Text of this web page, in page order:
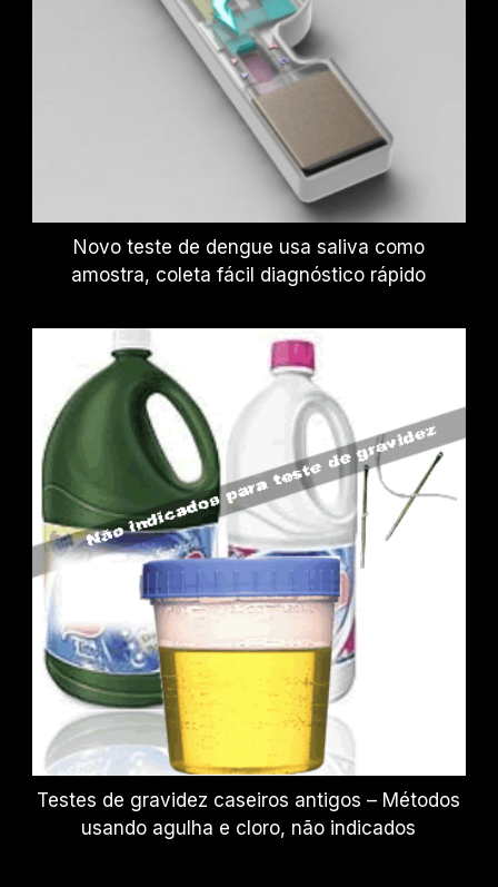
Novo teste de dengue usa saliva como
amostra, coleta fácil diagnóstico rápido
Testes de gravidez caseiros antigos – Métodos
usando agulha e cloro, não indicados